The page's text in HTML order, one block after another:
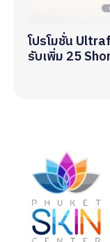
โปรโมชั่น
รับเพิ่ม 25